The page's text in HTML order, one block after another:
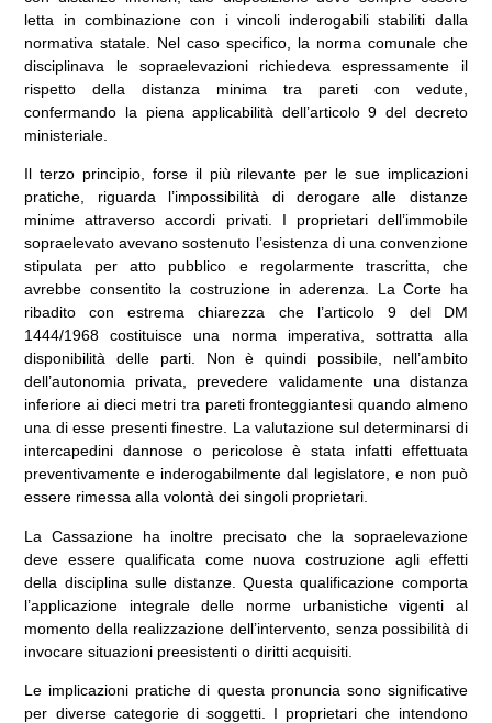
letta in combinazione con i vincoli inderogabili stabiliti dalla
normativa statale. Nel caso specifico, la norma comunale che
disciplinava le sopraelevazioni richiedeva espressamente il
rispetto della distanza minima tra pareti con vedute,
confermando la piena applicabilità dell’articolo 9 del decreto
ministeriale.
Il terzo principio, forse il più rilevante per le sue implicazioni
pratiche, riguarda l’impossibilità di derogare alle distanze
minime attraverso accordi privati. I proprietari dell’immobile
sopraelevato avevano sostenuto l’esistenza di una convenzione
stipulata per atto pubblico e regolarmente trascritta, che
avrebbe consentito la costruzione in aderenza. La Corte ha
ribadito con estrema chiarezza che l’articolo 9 del DM
1444/1968 costituisce una norma imperativa, sottratta alla
disponibilità delle parti. Non è quindi possibile, nell’ambito
dell’autonomia privata, prevedere validamente una distanza
inferiore ai dieci metri tra pareti fronteggiantesi quando almeno
una di esse presenti finestre. La valutazione sul determinarsi di
intercapedini dannose o pericolose è stata infatti effettuata
preventivamente e inderogabilmente dal legislatore, e non può
essere rimessa alla volontà dei singoli proprietari.
La Cassazione ha inoltre precisato che la sopraelevazione
deve essere qualificata come nuova costruzione agli effetti
della disciplina sulle distanze. Questa qualificazione comporta
l’applicazione integrale delle norme urbanistiche vigenti al
momento della realizzazione dell’intervento, senza possibilità di
invocare situazioni preesistenti o diritti acquisiti.
Le implicazioni pratiche di questa pronuncia sono significative
per diverse categorie di soggetti. I proprietari che intendono